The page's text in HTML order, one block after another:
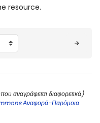
resource.
αναγράφεται διαφορετικά)
Αναφορά-Παρόμοια